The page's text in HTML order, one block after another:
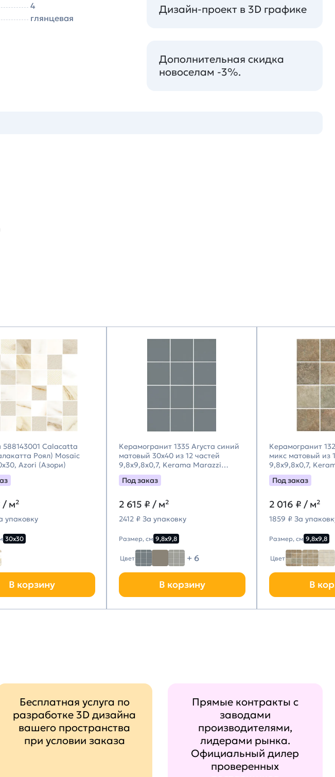
4
глянцевая
Дизайн-проект в 3D графике
Дополнительная скидка
новоселам -3%.
Calacatta
Роял) Mosaic
Azori (Азори)
/ м²
упаковку
30х30
В корзину
Керамогранит 1335 Агуста синий
матовый 30х40 из 12 частей
9,8x9,8x0,7, Kerama Marazzi
(Керама Марацци)
Под заказ
2 615 ₽ / м²
2412 ₽ За упаковку
Размер, см 9,8х9,8
Цвет + 6
В корзину
Керамогранит
микс матовый из
9,8x9,8x0,7,
(Керама
Под заказ
2 016 ₽ / м²
1859 ₽ За
Размер, см 9,8х9,8
Цвет
В
Бесплатная услуга по
разработке 3D дизайна
вашего пространства
при условии заказа
Прямые контракты с
заводами
производителями,
лидерами рынка.
Официальный дилер
проверенных